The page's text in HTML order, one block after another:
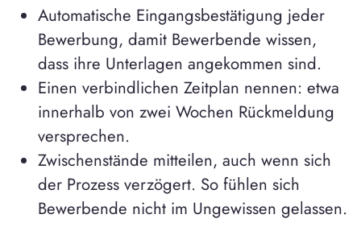
Automatische Eingangsbestätigung jeder
Bewerbung, damit Bewerbende wissen,
dass ihre Unterlagen angekommen sind.
Einen verbindlichen Zeitplan nennen: etwa
innerhalb von zwei Wochen Rückmeldung
versprechen.
Zwischenstände mitteilen, auch wenn sich
der Prozess verzögert. So fühlen sich
Bewerbende nicht im Ungewissen gelassen.